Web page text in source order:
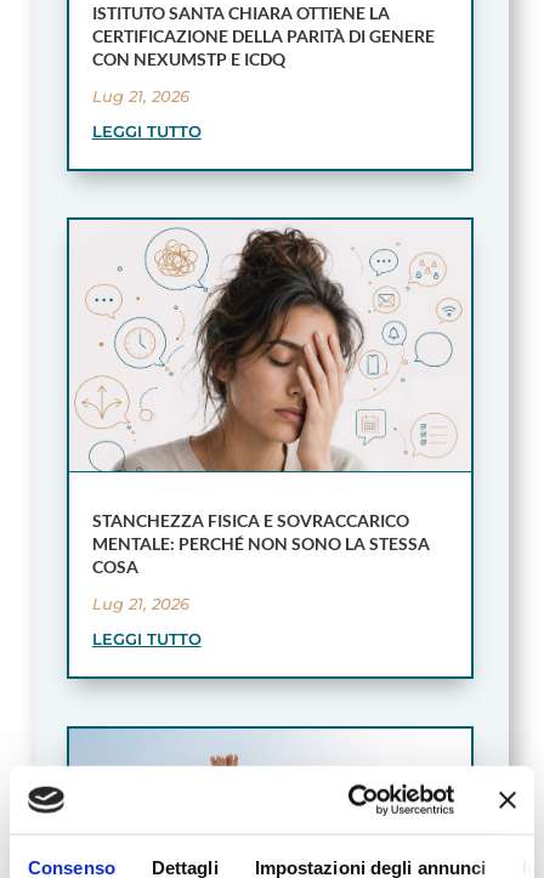
Consenso Dettagli Impostazioni degli annunci
ISTITUTO SANTA CHIARA OTTIENE LA
CERTIFICAZIONE DELLA PARITÀ DI GENERE
CON NEXUMSTP E ICDQ
Lug 21, 2026
LEGGI TUTTO
STANCHEZZA FISICA E SOVRACCARICO
MENTALE: PERCHÉ NON SONO LA STESSA
COSA
Lug 21, 2026
LEGGI TUTTO